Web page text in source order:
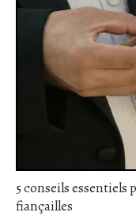
5 conseils essentiels
fiançailles